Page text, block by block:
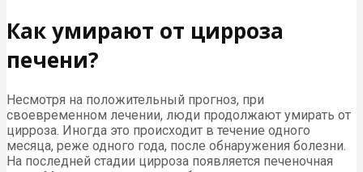
Как умирают от цирроза
печени?
Несмотря на положительный прогноз, при
своевременном лечении, люди продолжают умирать от
цирроза. Иногда это происходит в течение одного
месяца, реже одного года, после обнаружения болезни.
На последней стадии цирроза появляется печеночная